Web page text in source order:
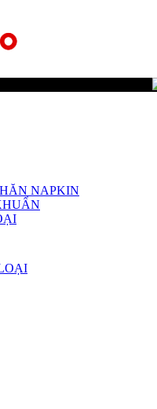
NAPKIN